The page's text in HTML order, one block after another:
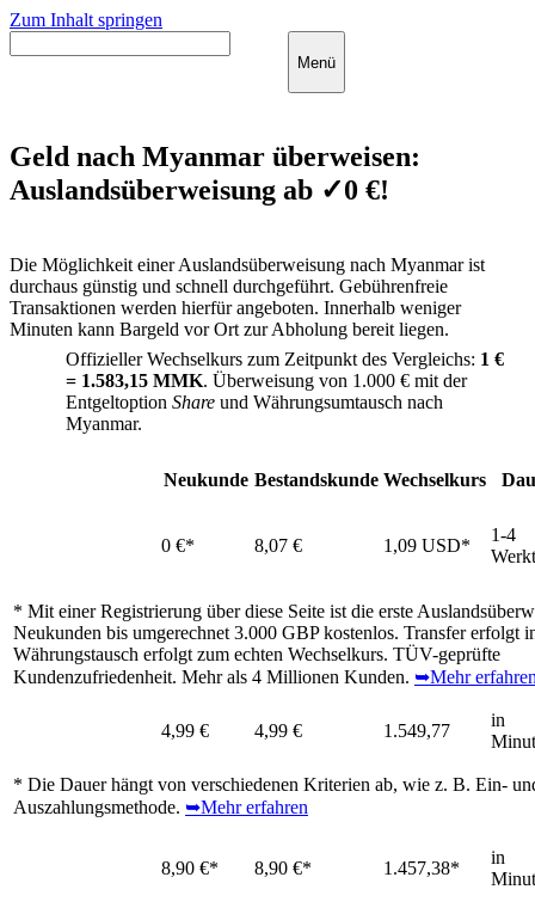
Zum Inhalt springen
Menü
Geld nach Myanmar überweisen:
Auslandsüberweisung ab ✓0 €!
Die Möglichkeit einer Auslandsüberweisung nach Myanmar ist
durchaus günstig und schnell durchgeführt. Gebührenfreie
Transaktionen werden hierfür angeboten. Innerhalb weniger
Minuten kann Bargeld vor Ort zur Abholung bereit liegen.
Offizieller Wechselkurs zum Zeitpunkt des Vergleichs: 1 €
= 1.583,15 MMK. Überweisung von 1.000 € mit der
EntgeltoptionShare und Währungsumtausch nach
Myanmar.
Neukunde Bestandskunde Wechselkurs
0 €* 8,07 € 1,09 USD*
1-4
* Mit einer Registrierung über diese Seite ist die erste
Neukunden bis umgerechnet 3.000 GBP kostenlos. Transfer erfolgt
Währungstausch erfolgt zum echten Wechselkurs. TÜV-geprüfte
Kundenzufriedenheit. Mehr als 4 Millionen Kunden. ➥Mehr
4,99 € 4,99 € 1.549,77
in
* Die Dauer hängt von verschiedenen Kriterien ab, wie z. B. Ein-
Auszahlungsmethode. ➥Mehr erfahren
8,90 €* 8,90 €* 1.457,38*
in